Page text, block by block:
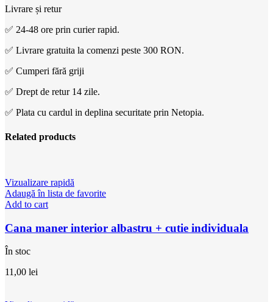
Livrare și retur
✅ 24-48 ore prin curier rapid.
✅ Livrare gratuita la comenzi peste 300 RON.
✅ Cumperi fără griji
✅ Drept de retur 14 zile.
✅ Plata cu cardul in deplina securitate prin Netopia.
Related products
Vizualizare rapidă
Adaugă în lista de favorite
Add to cart
Cana maner interior albastru + cutie individuala
În stoc
11,00 lei